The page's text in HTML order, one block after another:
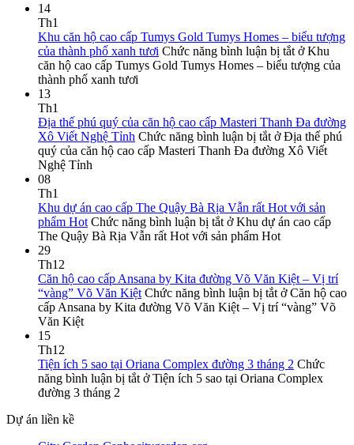
14
Th1
Khu căn hộ cao cấp Tumys Gold Tumys Homes – biểu tượng
của thành phố xanh tươi Chức năng bình luận bị tắt ở Khu
căn hộ cao cấp Tumys Gold Tumys Homes – biểu tượng của
thành phố xanh tươi
13
Th1
Địa thế phú quý của căn hộ cao cấp Masteri Thanh Đa đường
Xô Viết Nghệ Tỉnh Chức năng bình luận bị tắt ở Địa thế phú
quý của căn hộ cao cấp Masteri Thanh Đa đường Xô Viết
Nghệ Tỉnh
08
Th1
Khu dự án cao cấp The Quậy Bà Rịa Vẫn rất Hot với sản
phẩm Hot Chức năng bình luận bị tắt ở Khu dự án cao cấp
The Quậy Bà Rịa Vẫn rất Hot với sản phẩm Hot
29
Th12
Căn hộ cao cấp Ansana by Kita đường Võ Văn Kiệt – Vị trí
“vàng” Võ Văn Kiệt Chức năng bình luận bị tắt ở Căn hộ cao
cấp Ansana by Kita đường Võ Văn Kiệt – Vị trí “vàng” Võ
Văn Kiệt
15
Th12
Tiện ích 5 sao tại Oriana Complex đường 3 tháng 2 Chức
năng bình luận bị tắt ở Tiện ích 5 sao tại Oriana Complex
đường 3 tháng 2
Dự án liền kề